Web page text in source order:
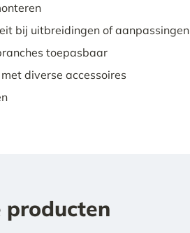
bij uitbreidingen of aanpassingen
toepasbaar
diverse accessoires
producten